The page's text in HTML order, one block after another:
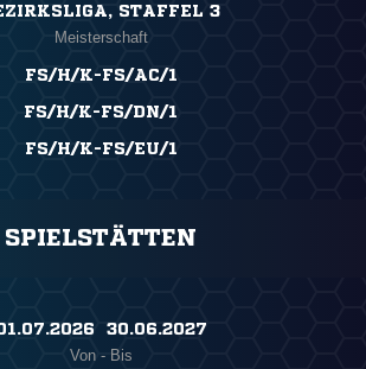
STAFFEL 3
Meisterschaft
FS/H/K-FS/AC/1
FS/H/K-FS/DN/1
FS/H/K-FS/EU/1
SPIELSTÄTTEN
30.06.2027
Von - Bis